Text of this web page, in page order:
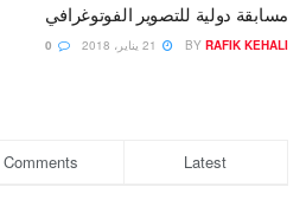
مسابقة دولية للتصوير الفوتوغرافي
BY RAFIK KEHALI
Comments Latest